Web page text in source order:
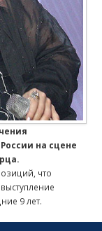
на сцене
что
9 лет.